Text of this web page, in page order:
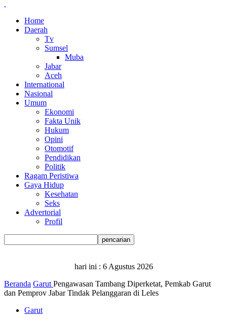
Home
Daerah
Tv
Sumsel
Muba
Jabar
Aceh
International
Nasional
Umum
Ekonomi
Fakta Unik
Hukum
Opini
Otomotif
Pendidikan
Politik
Ragam Peristiwa
Gaya Hidup
Kesehatan
Seks
Advertorial
Profil
hari ini : 6 Agustus 2026
Beranda Garut Pengawasan Tambang Diperketat, Pemkab Garut
dan Pemprov Jabar Tindak Pelanggaran di Leles
Garut